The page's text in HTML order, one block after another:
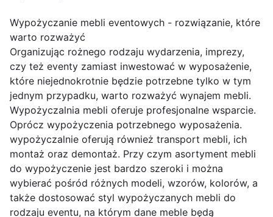
Wypożyczanie mebli eventowych - rozwiązanie, które
warto rozważyć
Organizując rożnego rodzaju wydarzenia, imprezy,
czy też eventy zamiast inwestować w wyposażenie,
które niejednokrotnie będzie potrzebne tylko w tym
jednym przypadku, warto rozważyć wynajem mebli.
Wypożyczalnia mebli oferuje profesjonalne wsparcie.
Oprócz wypożyczenia potrzebnego wyposażenia.
wypożyczalnie oferują również transport mebli, ich
montaż oraz demontaż. Przy czym asortyment mebli
do wypożyczenie jest bardzo szeroki i można
wybierać pośród różnych modeli, wzorów, kolorów, a
także dostosować styl wypożyczanych mebli do
rodzaju eventu, na którym dane meble będą